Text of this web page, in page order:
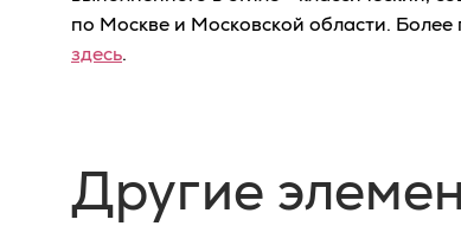
по Москве и Московской области.
здесь.
Другие